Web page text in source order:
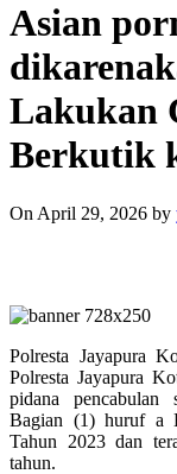
Asian
Lakukan
Berkutik
On April 29, 2026 by
Polresta Jayapura
Polresta Jayapura
pidana pencabulan
Bagian (1) huruf a
Tahun 2023 dan
tahun.